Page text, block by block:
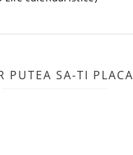
PUTEA SA-TI PLACA